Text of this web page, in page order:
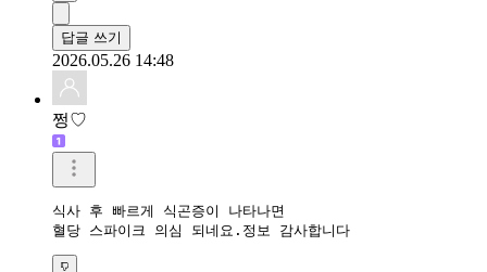
답글 쓰기
2026.05.26 14:48
쩡♡
식사 후 빠르게 식곤증이 나타나면